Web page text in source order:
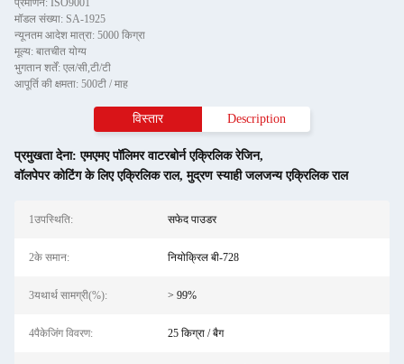
प्रमाणन: ISO9001
मॉडल संख्या: SA-1925
न्यूनतम आदेश मात्रा: 5000 किग्रा
मूल्य: बातचीत योग्य
भुगतान शर्तें: एल/सी,टी/टी
आपूर्ति की क्षमता: 500टी / माह
विस्तार Description
प्रमुखता देना:एमएमए पॉलिमर वाटरबोर्न एक्रिलिक रेजिन,
वॉलपेपर कोटिंग के लिए एक्रिलिक राल,मुद्रण स्याही जलजन्य एक्रिलिक राल
1उपस्थिति: सफेद पाउडर
2के समान: नियोक्रिल बी-728
3यथार्थ सामग्री(%): > 99%
4पैकेजिंग विवरण: 25 किग्रा / बैग